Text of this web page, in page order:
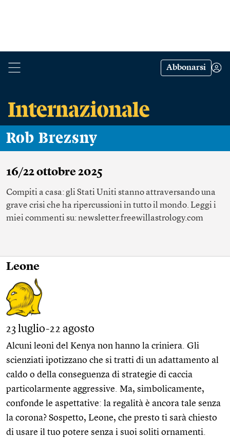
Abbonarsi
Rob Brezsny
16/22 ottobre 2025
Compiti a casa: gli Stati Uniti stanno attraversando una
grave crisi che ha ripercussioni in tutto il mondo. Leggi i
miei commenti su: newsletter.freewillastrology.com
Leone
23 luglio-22 agosto
Alcuni leoni del Kenya non hanno la criniera. Gli
scienziati ipotizzano che si tratti di un adattamento al
caldo o della conseguenza di strategie di caccia
particolarmente aggressive. Ma, simbolicamente,
confonde le aspettative: la regalità è ancora tale senza
la corona? Sospetto, Leone, che presto ti sarà chiesto
di usare il tuo potere senza i suoi soliti ornamenti.